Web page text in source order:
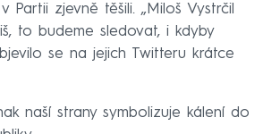
Partii zjevně těšili. „Miloš Vystrčil
to budeme sledovat, i kdyby
se na jejich Twitteru krátce
naší strany symbolizuje kálení do